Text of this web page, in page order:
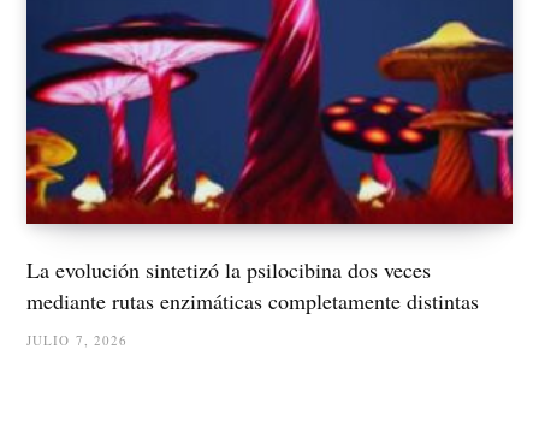
La evolución sintetizó la psilocibina dos veces
mediante rutas enzimáticas completamente distintas
JULIO 7, 2026